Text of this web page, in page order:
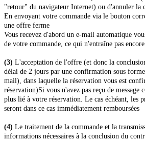
"retour" du navigateur Internet) ou d'annuler la
En envoyant votre commande via le bouton
une offre ferme
Vous recevez d'abord un e-mail automatique
de votre commande, ce qui n'entraîne pas
(3) L'acceptation de l'offre (et donc la
délai de 2 jours par une confirmation sous
mail), dans laquelle la réservation vous est
réservation)Si vous n'avez pas reçu de message
plus lié à votre réservation. Le cas échéant, les
seront dans ce cas immédiatement remboursées
(4) Le traitement de la commande et la
informations nécessaires à la conclusion du